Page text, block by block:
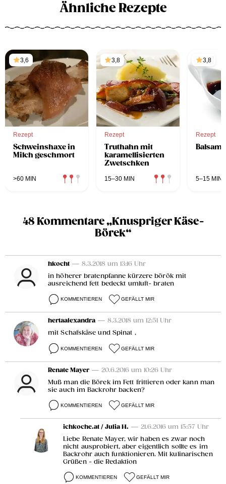
Ähnliche Rezepte
3,6
Rezept
Schweinshaxe in
Milch geschmort
>60 MIN
3,8
Rezept
Truthahn mit
karamellisierten
Zwetschken
15–30 MIN
3,8
Rezept
5–15 MIN
48 Kommentare „Knuspriger Käse-
Börek“
hkocht — 8.3.2018 um 13:16 Uhr
in höherer bratenpfanne kürzere börök mit
ausreichend fett bedeckt umluft- braten
KOMMENTIEREN GEFÄLLT MIR
hertaalexandra — 8.3.2018 um 12:51 Uhr
mit Schafskäse und Spinat ,
KOMMENTIEREN GEFÄLLT MIR
Renate Mayer — 20.6.2016 um 10:26 Uhr
Muß man die Börek im Fett frittieren oder kann man
sie auch im Backrohr backen?
KOMMENTIEREN GEFÄLLT MIR
ichkoche.at / Julia H. — 21.6.2016 um 15:57 Uhr
Liebe Renate Mayer, wir haben es zwar noch
nicht ausprobiert, aber eigentlich sollte es im
Backrohr auch funktionieren. Mit kulinarischen
Grüßen - die Redaktion
KOMMENTIEREN GEFÄLLT MIR